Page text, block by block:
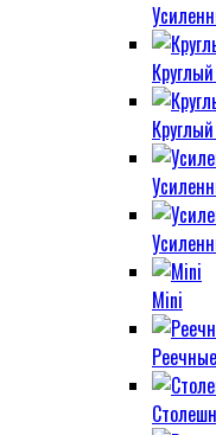
Mini
Реечные